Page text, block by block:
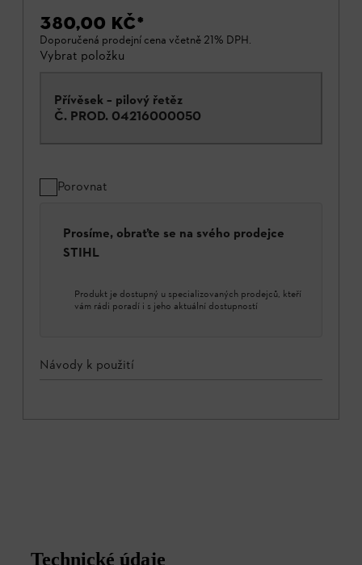
380,00 KČ*
Doporučená prodejní cena včetně 21% DPH.
Vybrat položku
Přívěsek – pilový řetěz
Č. PROD. 04216000050
Porovnat
Prosíme, obraťte se na svého prodejce
STIHL
Produkt je dostupný u specializovaných prodejců, kteří
vám rádi poradí i s jeho aktuální dostupností
Návody k použití
Technické údaje